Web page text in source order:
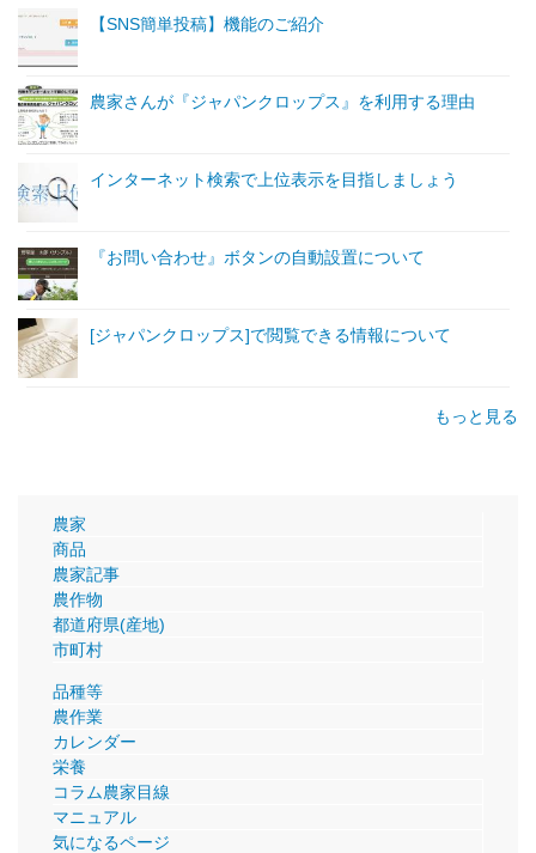
【SNS簡単投稿】機能のご紹介
農家さんが『ジャパンクロップス』を利用する理由
インターネット検索で上位表示を目指しましょう
『お問い合わせ』ボタンの自動設置について
[ジャパンクロップス]で閲覧できる情報について
もっと見る
農家
商品
農家記事
農作物
都道府県(産地)
市町村
品種等
農作業
カレンダー
栄養
コラム農家目線
マニュアル
気になるページ